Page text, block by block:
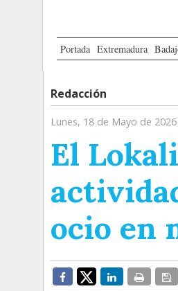
Portada Extremadura
Redacción
Lunes, 18 de Mayo de 2026
El
ocio en